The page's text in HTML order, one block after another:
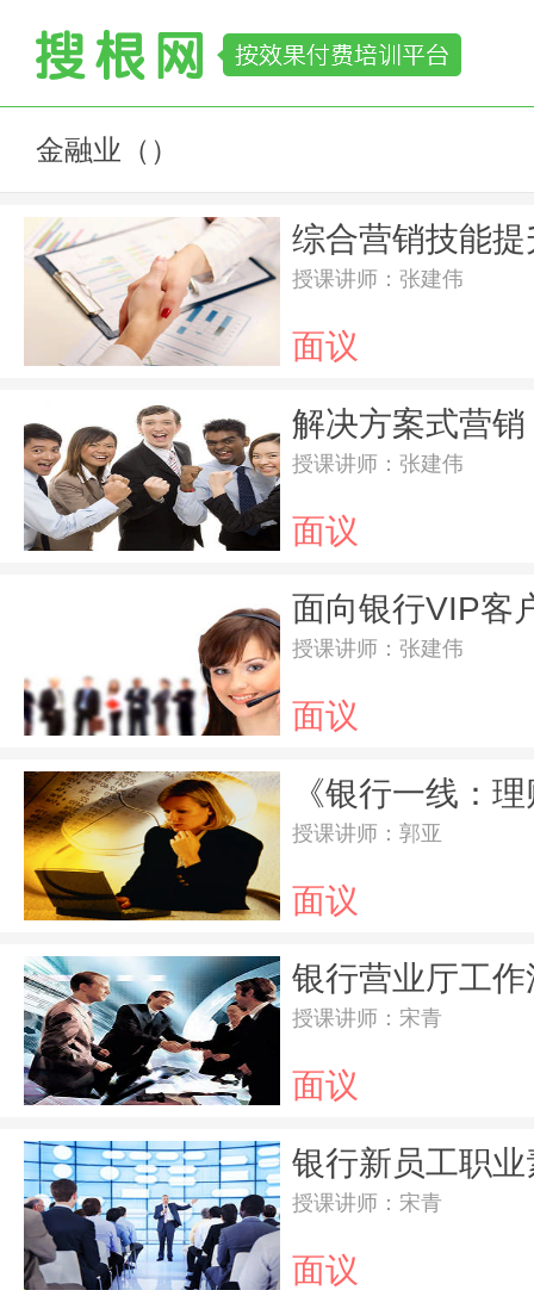
金融业（）
综合营销技能提
授课讲师：张建伟
面议
解决方案式营销
授课讲师：张建伟
面议
面向银行VIP客
授课讲师：张建伟
面议
授课讲师：郭亚
面议
授课讲师：宋青
面议
银行新员工职
授课讲师：宋青
面议